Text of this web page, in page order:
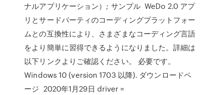
ナルアプリケーション）; サンプル WeDo 2.0 アプ
リとサードパーティのコーディングプラットフォー
ムとの互換性により、さまざまなコーディング言語
をより簡単に習得できるようになりました。詳細は
以下リンクよりご確認ください。 必要です。
Windows 10 (version 1703 以降). ダウンロードペ
ージ 2020年1月29日 driver =